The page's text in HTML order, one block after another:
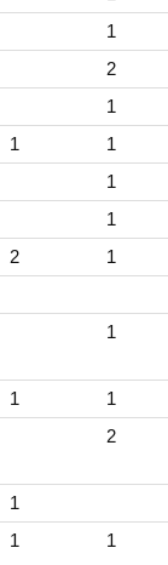
1
2
1
1
1
1
1
2
1
1
1
1
2
1
1 1